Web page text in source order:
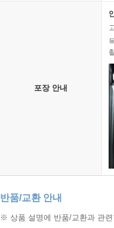
포장 안내
반품/교환 안내
※ 상품 설명에 반품/교환과 관